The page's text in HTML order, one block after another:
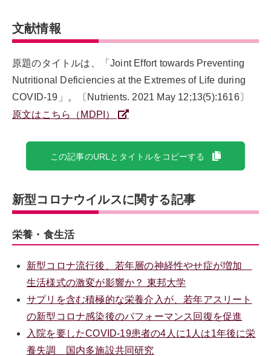
文献情報
原題のタイトルは、「Joint Effort towards Preventing
Nutritional Deficiencies at the Extremes of Life during
COVID-19」。〔Nutrients. 2021 May 12;13(5):1616〕
原文はこちら（MDPI）
この記事のURLとタイトルをコピーする
新型コロナウイルスに関する記事
栄養・食生活
新型コロナ流行後、若年層の神経性やせ症が増加
生活様式の激変が影響か？ 東邦大学
サプリを含む積極的な栄養介入が、若年アスリート
の新型コロナ感染後のパフォーマンス回復を促進
入院を要したCOVID-19患者の4人に1人は1年後に栄
養失調 国内多施設共同研究